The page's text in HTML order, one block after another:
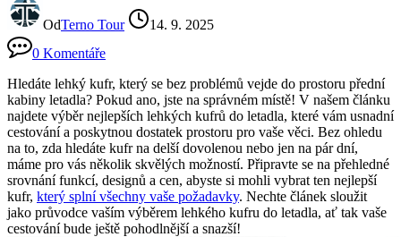
OdTerno Tour
14. 9. 2025
0 Komentáře
Hledáte lehký kufr, který se bez problémů vejde do prostoru přední
kabiny letadla? Pokud ano, jste na správném místě! V našem článku
najdete výběr nejlepších lehkých kufrů do letadla, které vám usnadní
cestování a poskytnou dostatek prostoru pro vaše věci. Bez ohledu
na to, zda hledáte kufr na delší dovolenou nebo jen na pár dní,
máme pro vás několik skvělých možností. Připravte se na přehledné
srovnání funkcí, designů a cen, abyste si mohli vybrat ten nejlepší
kufr, který splní všechny vaše požadavky. Nechte článek sloužit
jako průvodce vaším výběrem lehkého kufru do letadla, ať tak vaše
cestování bude ještě pohodlnější a snazší!